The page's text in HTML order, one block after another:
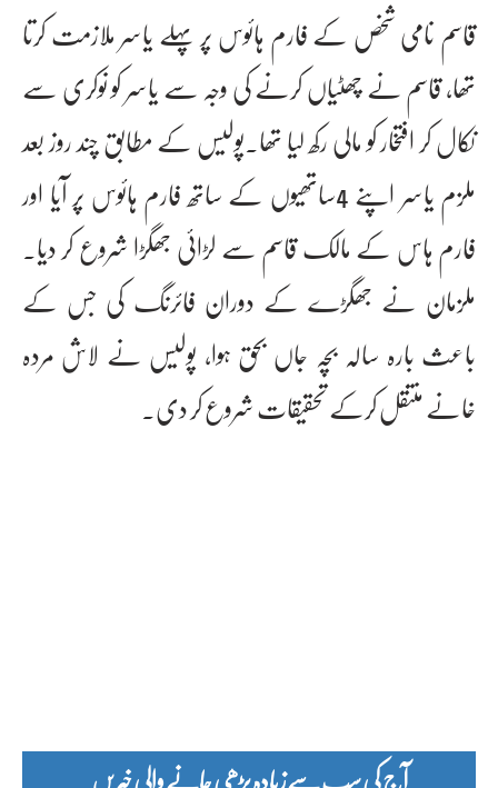
قاسم نامی شخص کے فارم ہائوس پر پہلے یاسر ملازمت کرتا
تھا، قاسم نے چھٹیاں کرنے کی وجہ سے یاسر کو نوکری سے
نکال کر افتخار کو مالی رکھ لیا تھا۔پولیس کے مطابق چند روز بعد
ملزم یاسر اپنے 4ساتھیوں کے ساتھ فارم ہائوس پر آیا اور
فارم ہاس کے مالک قاسم سے لڑائی جھگڑا شروع کر دیا۔
ملزمان نے جھگڑے کے دوران فائرنگ کی جس کے
باعث بارہ سالہ بچہ جاں بحق ہوا، پولیس نے لاش مردہ
خانے منتقل کرکے تحقیقات شروع کر دی۔